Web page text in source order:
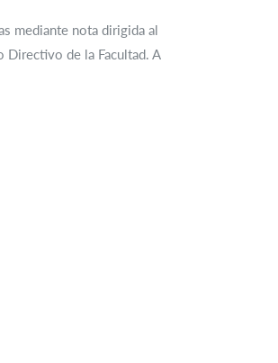
mediante nota dirigida al
Directivo de la Facultad. A